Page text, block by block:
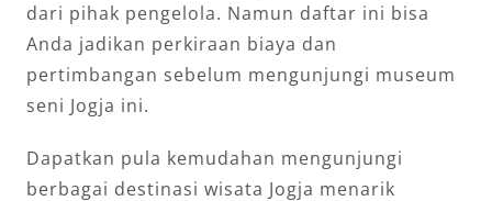
dari pihak pengelola. Namun daftar ini bisa
Anda jadikan perkiraan biaya dan
pertimbangan sebelum mengunjungi museum
seni Jogja ini.
Dapatkan pula kemudahan mengunjungi
berbagai destinasi wisata Jogja menarik